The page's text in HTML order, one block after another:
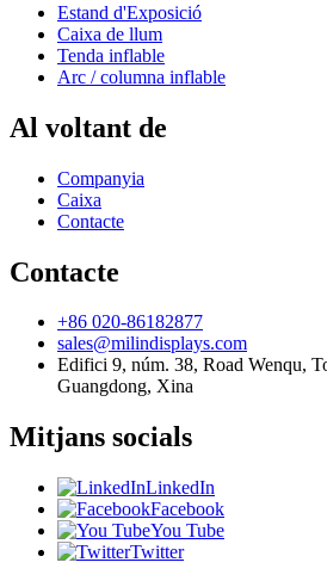
Estand d'Exposició
Caixa de llum
Tenda inflable
Arc / columna inflable
Al voltant de
Companyia
Caixa
Contacte
Contacte
+86 020-86182877
sales@milindisplays.com
Edifici 9, núm. 38, Road Wenqu,
Guangdong, Xina
Mitjans socials
LinkedIn
Facebook
You Tube
Twitter